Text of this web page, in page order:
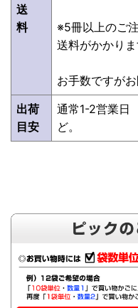
送
料
※5冊以上のご
送料がかかりま
お手数ですが
出荷
目安
通常1-2営業
ど。